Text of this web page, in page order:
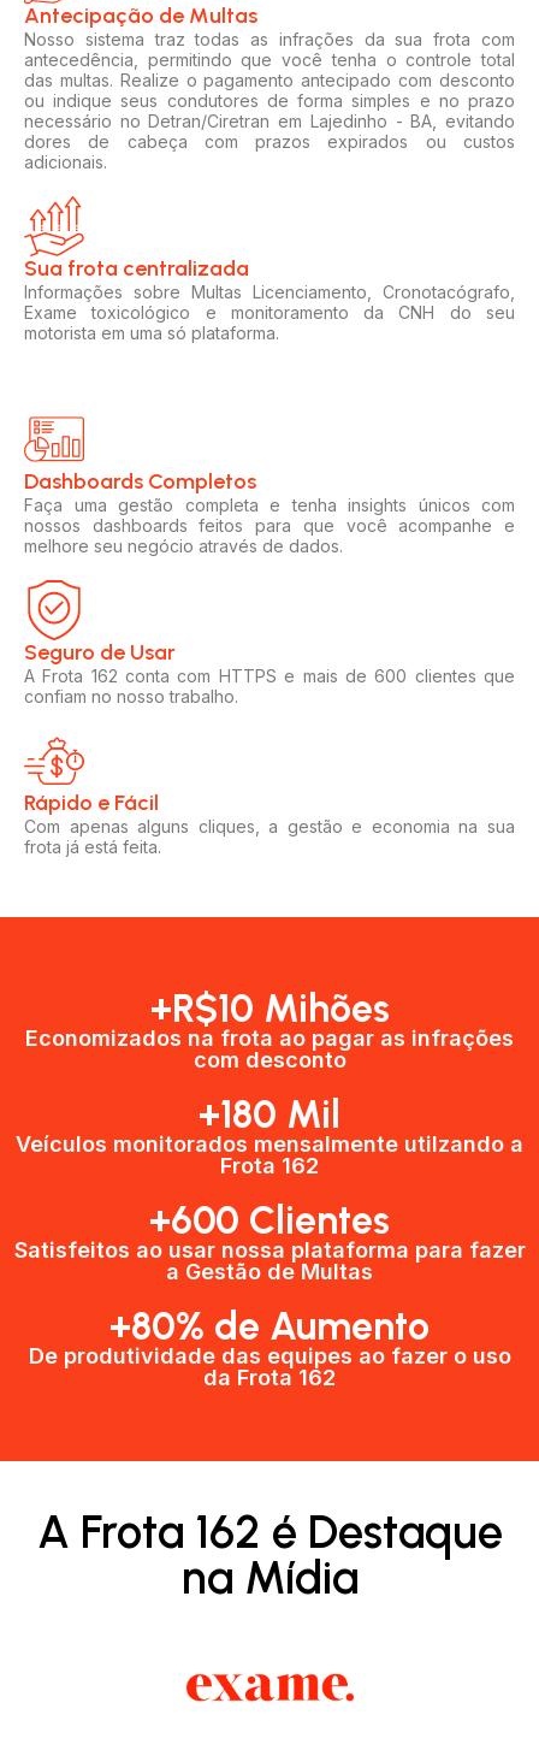
Antecipação de Multas
Nosso sistema traz todas as infrações da sua frota com
antecedência, permitindo que você tenha o controle total
das multas. Realize o pagamento antecipado com desconto
ou indique seus condutores de forma simples e no prazo
necessário no Detran/Ciretran em Lajedinho - BA, evitando
dores de cabeça com prazos expirados ou custos
adicionais.
Sua frota centralizada​
Informações sobre Multas Licenciamento, Cronotacógrafo,
Exame toxicológico e monitoramento da CNH do seu
motorista em uma só plataforma.
Dashboards Completos​​
Faça uma gestão completa e tenha insights únicos com
nossos dashboards feitos para que você acompanhe e
melhore seu negócio através de dados.
Seguro de Usar​
A Frota 162 conta com HTTPS e mais de 600 clientes que
confiam no nosso trabalho.
Rápido e Fácil​
Com apenas alguns cliques, a gestão e economia na sua
frota já está feita.
+R$10 Mihões
Economizados na frota ao pagar as infrações
com desconto
+180 Mil
Veículos monitorados mensalmente utilzando a
Frota 162
+600 Clientes​
Satisfeitos ao usar nossa plataforma para fazer
a Gestão de Multas​
+80% de Aumento
De produtividade das equipes ao fazer o uso
da Frota 162​
A Frota 162 é Destaque
na Mídia